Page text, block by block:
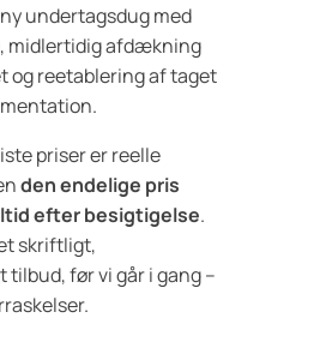
undertagsdug med
midlertidig afdækning
og reetablering af taget
priser er reelle
den endelige pris
efter besigtigelse.
skriftligt,
før vi går i gang –